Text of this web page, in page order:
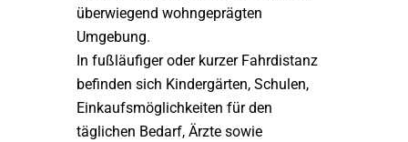
überwiegend wohngeprägten
Umgebung.
In fußläufiger oder kurzer Fahrdistanz
befinden sich Kindergärten, Schulen,
Einkaufsmöglichkeiten für den
täglichen Bedarf, Ärzte sowie